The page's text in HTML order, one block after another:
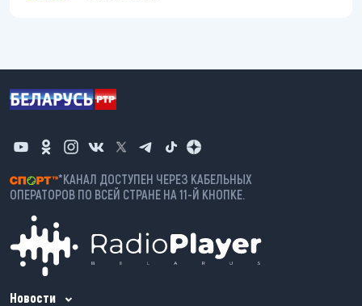
*КАНАЛ ДОСТУПЕН ЧЕРЕЗ КАБЕЛЬНЫХ
ОПЕРАТОРОВ ПО ВСЕЙ СТРАНЕ НА 11-Й КНОПКЕ.
Новости